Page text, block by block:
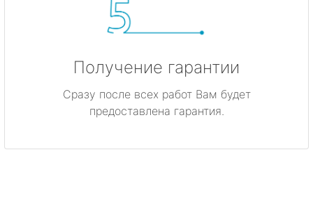
Получение гарантии
Сразу после всех работ Вам будет
предоставлена гарантия.